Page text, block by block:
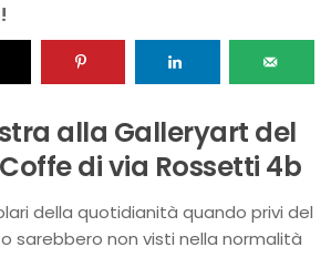
alla Galleryart del
di via Rossetti 4b
della quotidianità quando privi del
sarebbero non visti nella normalità